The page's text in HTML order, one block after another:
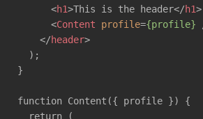
<h1>This is the header</h1>
<Content profile={profile}
</header>
  );
}
function Content({ profile }) {
  return (